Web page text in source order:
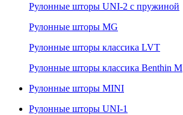
Рулонные шторы UNI-2 с пружиной
Рулонные шторы MG
Рулонные шторы классика LVT
Рулонные шторы классика Benthin M
Рулонные шторы MINI
Рулонные шторы UNI-1